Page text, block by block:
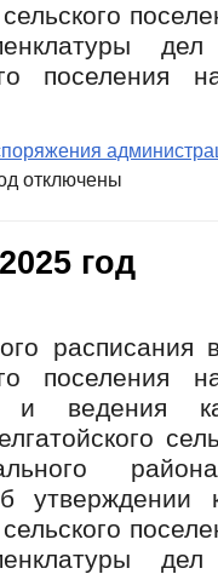
дел
отключены
год
расписания
и ведения
утверждении
дел